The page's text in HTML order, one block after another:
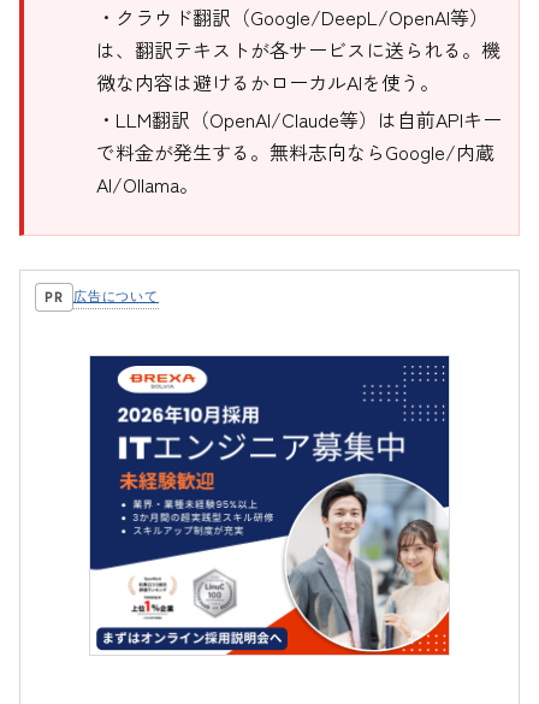
・クラウド翻訳（Google/DeepL/OpenAI等）
は、翻訳テキストが各サービスに送られる。機
微な内容は避けるかローカルAIを使う。
・LLM翻訳（OpenAI/Claude等）は自前APIキー
で料金が発生する。無料志向ならGoogle/内蔵
AI/Ollama。
PR 広告について